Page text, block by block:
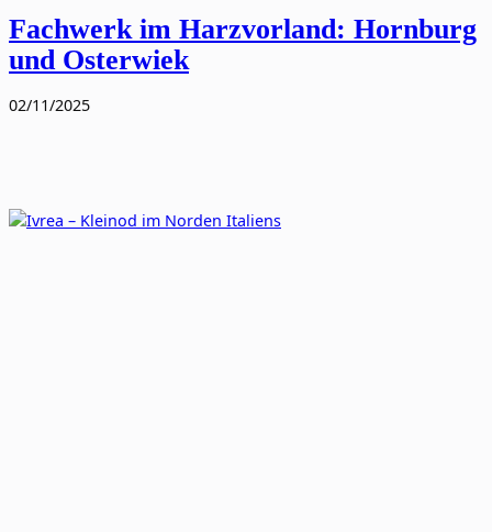
Fachwerk im Harzvorland: Hornburg
und Osterwiek
02/11/2025